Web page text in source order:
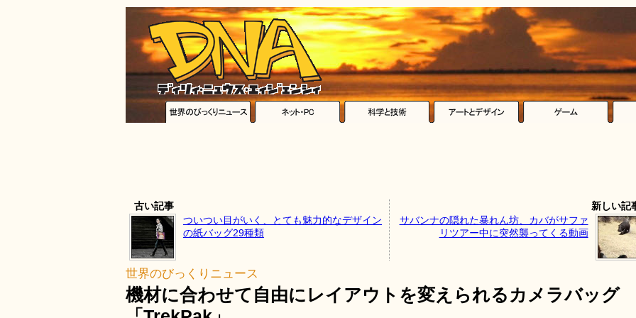
古い記事
ついつい目がいく、とても魅力的なデザイン
の紙バッグ29種類
新しい記
サバンナの隠れた暴れん坊、カバがサファ
リツアー中に突然襲ってくる動画
世界のびっくりニュース
機材に合わせて自由にレイアウトを変えられるカメラバッグ